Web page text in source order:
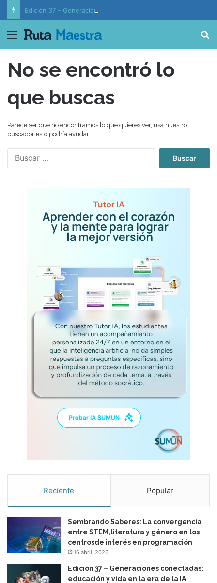
Menú
No se encontró lo
que buscas
Parece ser que no encontramos lo que quieres ver, usa nuestro
buscador esto podría ayudar.
:
Reciente Popular
Sembrando Saberes: La convergencia
entre STEM,literatura y género en los
centrosde interés en programación
16 abril, 2026
Edición 37 – Generaciones conectadas:
educación y vida en la era de la IA